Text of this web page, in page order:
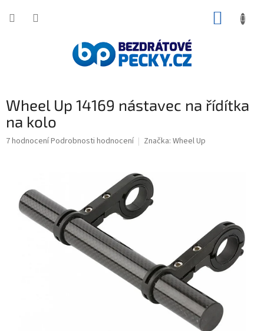
Wheel Up 14169 nástavec na řídítka
na kolo
Průměrné
hvězdiček.
7 hodnoceníPodrobnosti hodnocení Značka: Wheel Up